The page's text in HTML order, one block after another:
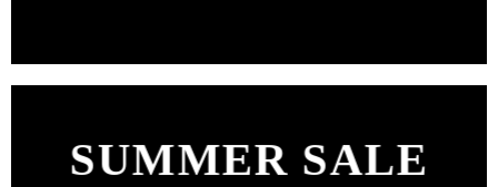
SUMMER SALE